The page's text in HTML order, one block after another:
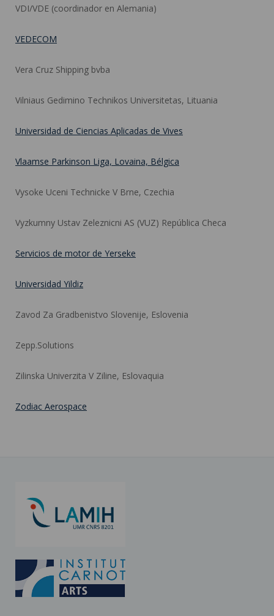
VDI/VDE (coordinador en Alemania)
VEDECOM
Vera Cruz Shipping bvba
Vilniaus Gedimino Technikos Universitetas, Lituania
Universidad de Ciencias Aplicadas de Vives
Vlaamse Parkinson Liga, Lovaina, Bélgica
Vysoke Uceni Technicke V Brne, Czechia
Vyzkumny Ustav Zeleznicni AS (VUZ) República Checa
Servicios de motor de Yerseke
Universidad Yildiz
Zavod Za Gradbenistvo Slovenije, Eslovenia
Zepp.Solutions
Zilinska Univerzita V Ziline, Eslovaquia
Zodiac Aerospace